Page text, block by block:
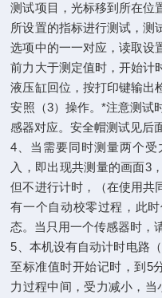
测试项目，光标移到所在位
所设置的指标进行测试，测
选项中的一一对应，读取设
前力大于测定值时，开始计
液压缸回位，按打印键输出
安照（3）操作。*注意测试
感器对应。安全帽测试见后
4、当需要同时测量两个
入，即出现共测量的画面3
但不进行计时，（在使用共
有一个自动校零过程，此
态。当只用一个传感器时，
5、本机设有自动计时电路
至标准值时开始记时，到5
力过程中间，受力减小，